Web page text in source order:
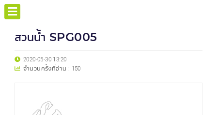
สวนน้ำ SPG005
2020-05-30 13:20
จำนวนครั้งที่อ่าน : 150